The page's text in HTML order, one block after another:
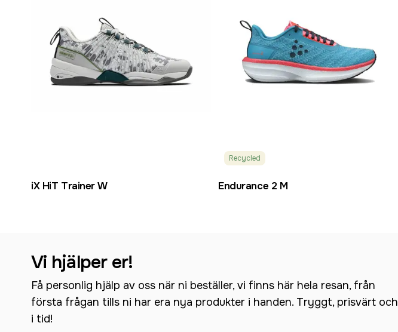
iX HiT Trainer W
Recycled
Endurance 2 M
Vi hjälper er!
Få personlig hjälp av oss när ni beställer, vi finns här hela resan, från
första frågan tills ni har era nya produkter i handen. Tryggt, prisvärt och
i tid!